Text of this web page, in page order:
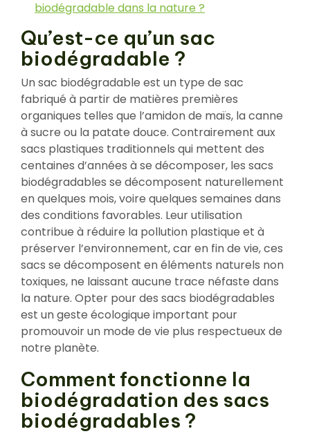
biodégradable dans la nature ?
Qu’est-ce qu’un sac
biodégradable ?
Un sac biodégradable est un type de sac
fabriqué à partir de matières premières
organiques telles que l’amidon de maïs, la canne
à sucre ou la patate douce. Contrairement aux
sacs plastiques traditionnels qui mettent des
centaines d’années à se décomposer, les sacs
biodégradables se décomposent naturellement
en quelques mois, voire quelques semaines dans
des conditions favorables. Leur utilisation
contribue à réduire la pollution plastique et à
préserver l’environnement, car en fin de vie, ces
sacs se décomposent en éléments naturels non
toxiques, ne laissant aucune trace néfaste dans
la nature. Opter pour des sacs biodégradables
est un geste écologique important pour
promouvoir un mode de vie plus respectueux de
notre planète.
Comment fonctionne la
biodégradation des sacs
biodégradables ?